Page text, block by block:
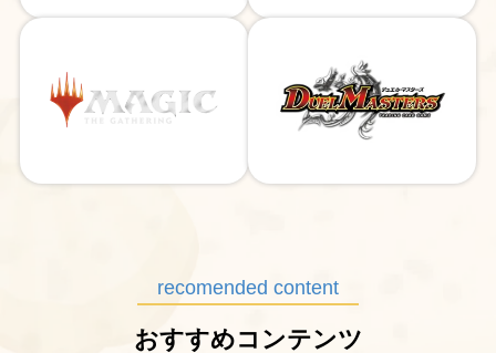
recomended content
おすすめコンテンツ